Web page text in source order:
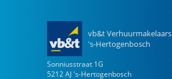
vb&t Verhuurmakelaars
's-Hertogenbosch
Sonniusstraat 1G
5212 AJ 's-Hertogenbosch